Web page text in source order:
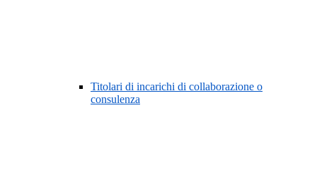
Titolari di incarichi di collaborazione o
consulenza